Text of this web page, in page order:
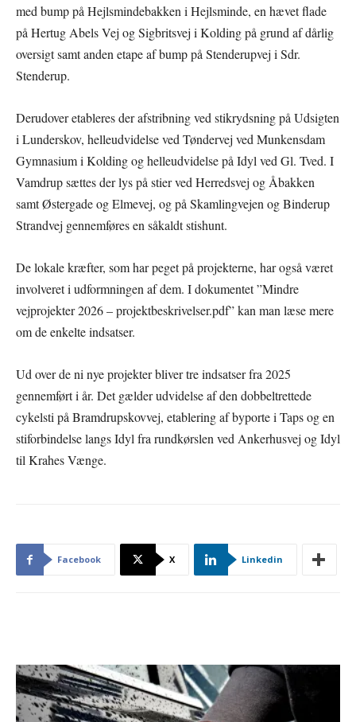
med bump på Hejlsmindebakken i Hejlsminde, en hævet flade
på Hertug Abels Vej og Sigbritsvej i Kolding på grund af dårlig
oversigt samt anden etape af bump på Stenderupvej i Sdr.
Stenderup.
Derudover etableres der afstribning ved stikrydsning på Udsigten
i Lunderskov, helleudvidelse ved Tøndervej ved Munkensdam
Gymnasium i Kolding og helleudvidelse på Idyl ved Gl. Tved. I
Vamdrup sættes der lys på stier ved Herredsvej og Åbakken
samt Østergade og Elmevej, og på Skamlingvejen og Binderup
Strandvej gennemføres en såkaldt stishunt.
De lokale kræfter, som har peget på projekterne, har også været
involveret i udformningen af dem. I dokumentet ”Mindre
vejprojekter 2026 – projektbeskrivelser.pdf” kan man læse mere
om de enkelte indsatser.
Ud over de ni nye projekter bliver tre indsatser fra 2025
gennemført i år. Det gælder udvidelse af den dobbeltrettede
cykelsti på Bramdrupskovvej, etablering af byporte i Taps og en
stiforbindelse langs Idyl fra rundkørslen ved Ankerhusvej og Idyl
til Krahes Vænge.
Facebook X Linkedin